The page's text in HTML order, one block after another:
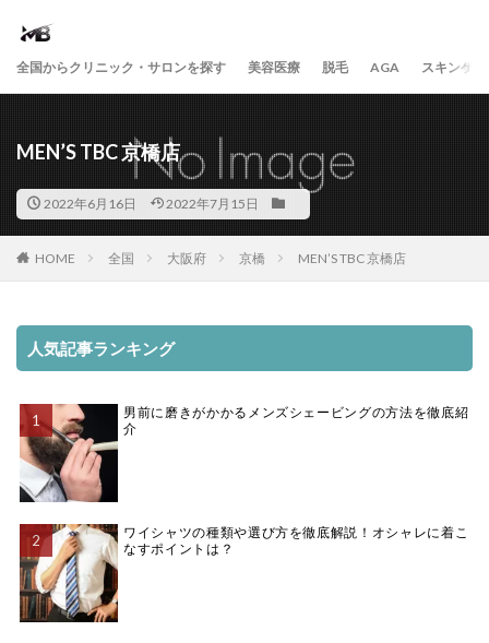
全国からクリニック・サロンを探す 美容医療 脱毛 AGA スキンケア
MEN’S TBC 京橋店
2022年6月16日 2022年7月15日
HOME 全国 大阪府 京橋 MEN’S TBC 京橋店
人気記事ランキング
男前に磨きがかかるメンズシェービングの方法を徹底紹
介
ワイシャツの種類や選び方を徹底解説！オシャレに着こ
なすポイントは？